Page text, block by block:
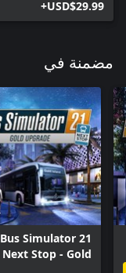
USD$29.99+
مضمنة في
Bus Simulator 21
Next Stop - Gold